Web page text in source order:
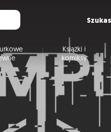
Książki i
komiksy